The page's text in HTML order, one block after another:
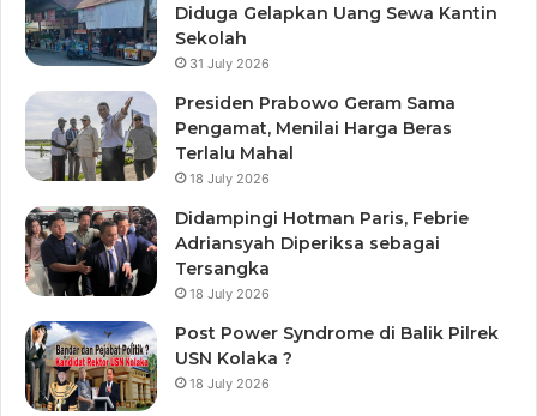
Diduga Gelapkan Uang Sewa Kantin
Sekolah
31 July 2026
Presiden Prabowo Geram Sama
Pengamat, Menilai Harga Beras
Terlalu Mahal
18 July 2026
Didampingi Hotman Paris, Febrie
Adriansyah Diperiksa sebagai
Tersangka
18 July 2026
Post Power Syndrome di Balik Pilrek
USN Kolaka ?
18 July 2026